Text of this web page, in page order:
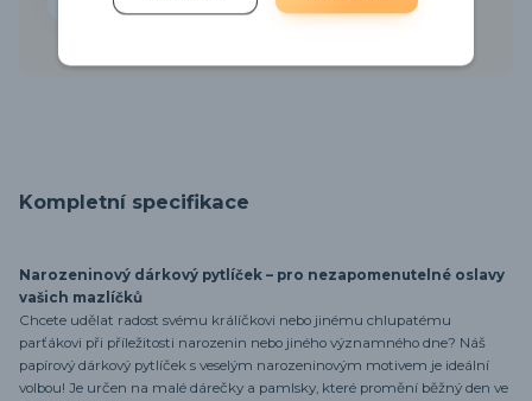
Kompletní specifikace
Narozeninový dárkový pytlíček – pro nezapomenutelné oslavy
vašich mazlíčků
Chcete udělat radost svému králíčkovi nebo jinému chlupatému
parťákovi při příležitosti narozenin nebo jiného významného dne? Náš
papírový dárkový pytlíček s veselým narozeninovým motivem je ideální
volbou! Je určen na malé dárečky a pamlsky, které promění běžný den ve